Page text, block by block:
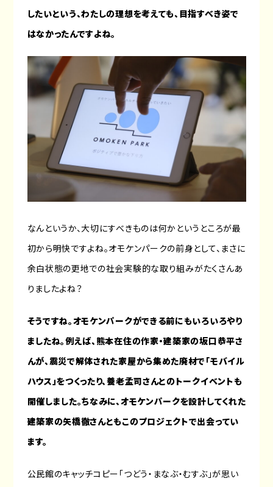
したいという、わたしの理想を考えても、目指すべき姿で
はなかったんですよね。
なんというか、大切にすべきものは何かというところが最
初から明快ですよね。オモケンパークの前身として、まさに
余白状態の更地での社会実験的な取り組みがたくさんあ
りましたよね？
そうですね。オモケンパークができる前にもいろいろやり
ましたね。例えば、熊本在住の作家・建築家の坂口恭平さ
んが、震災で解体された家屋から集めた廃材で「モバイル
ハウス」をつくったり、養老孟司さんとのトークイベントも
開催しました。ちなみに、オモケンパークを設計してくれた
建築家の矢橋徹さんともこのプロジェクトで出会ってい
ます。
公民館のキャッチコピー「つどう・まなぶ・むすぶ」が思い